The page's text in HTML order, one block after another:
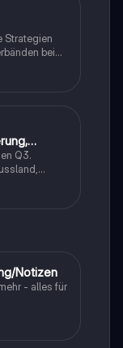
Strategien
bei
auf den
Abitur zur
und
Q3.
Nachteile.
Notizen
- alles für